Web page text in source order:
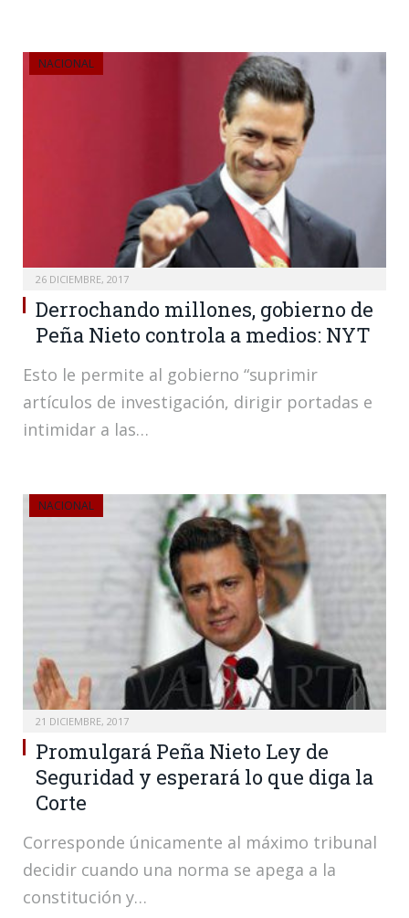
NACIONAL
26 DICIEMBRE, 2017
Derrochando millones, gobierno de
Peña Nieto controla a medios: NYT
Esto le permite al gobierno “suprimir
artículos de investigación, dirigir portadas e
intimidar a las…
NACIONAL
21 DICIEMBRE, 2017
Promulgará Peña Nieto Ley de
Seguridad y esperará lo que diga la
Corte
Corresponde únicamente al máximo tribunal
decidir cuando una norma se apega a la
constitución y…